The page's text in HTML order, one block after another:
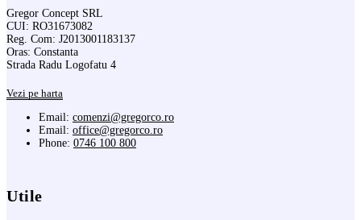
Gregor Concept SRL
CUI: RO31673082
Reg. Com: J2013001183137
Oras: Constanta
Strada Radu Logofatu 4
Vezi pe harta
Email: comenzi@gregorco.ro
Email: office@gregorco.ro
Phone: 0746 100 800
Utile